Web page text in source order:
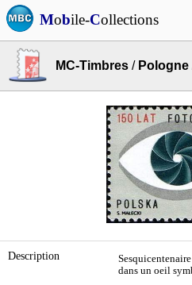
Mobile-Collections
MC-Timbres / Pologne
Description
dans un oeil